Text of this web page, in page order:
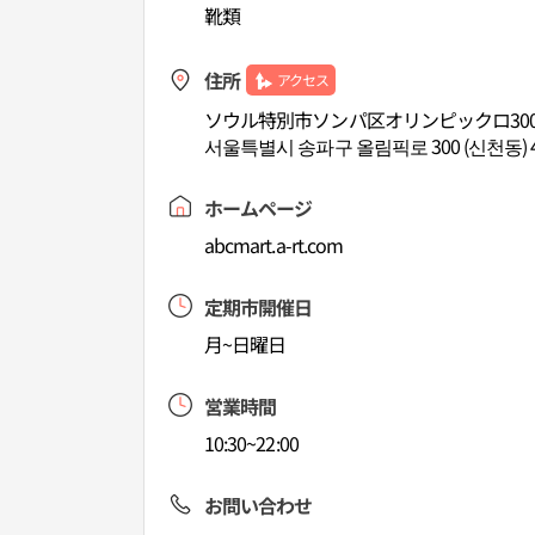
靴類
住所 アクセス
ソウル特別市ソンパ区オリンピックロ
서울특별시 송파구 올림픽로 300 (신천동)
ホームページ
abcmart.a-rt.com
定期市開催日
月~日曜日
営業時間
10:30~22:00
お問い合わせ